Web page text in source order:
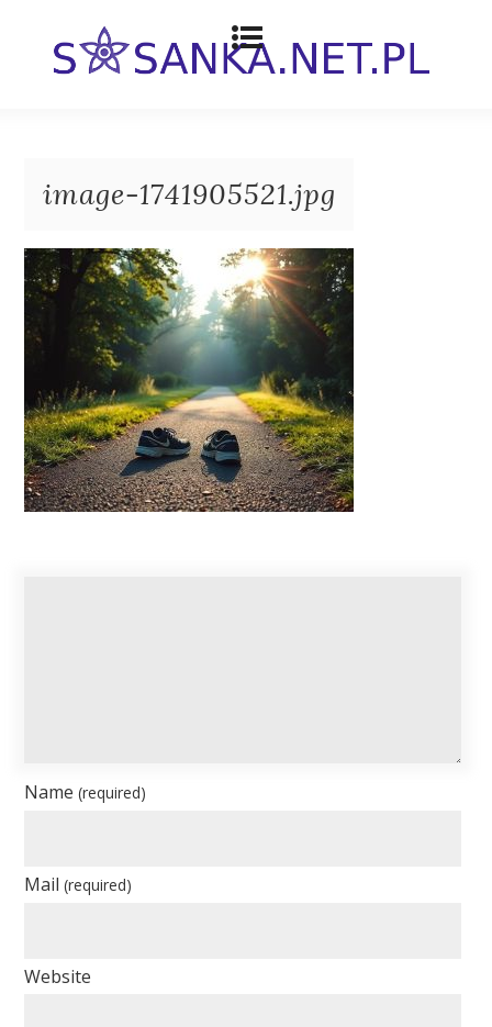
image-1741905521.jpg
Name(required)
Mail(required)
Website